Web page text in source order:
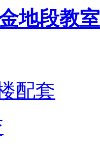
地段教
配套